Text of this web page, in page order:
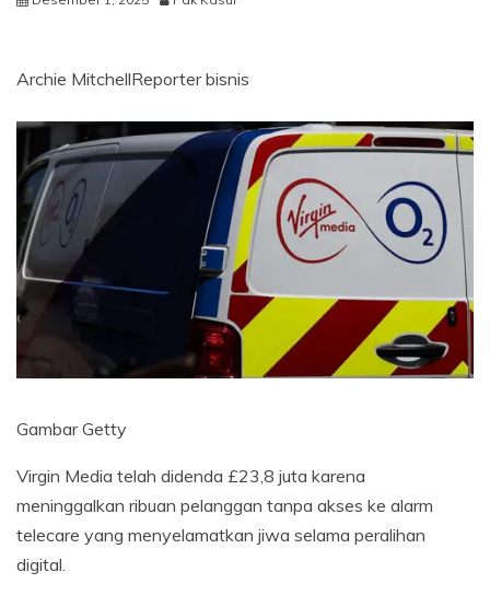
Archie MitchellReporter bisnis
Gambar Getty
Virgin Media telah didenda £23,8 juta karena
meninggalkan ribuan pelanggan tanpa akses ke alarm
telecare yang menyelamatkan jiwa selama peralihan
digital.